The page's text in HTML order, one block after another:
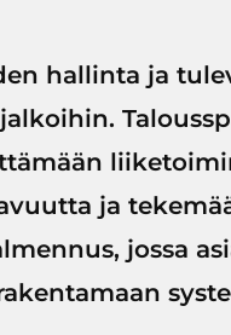
hallinta ja
ja
jossa